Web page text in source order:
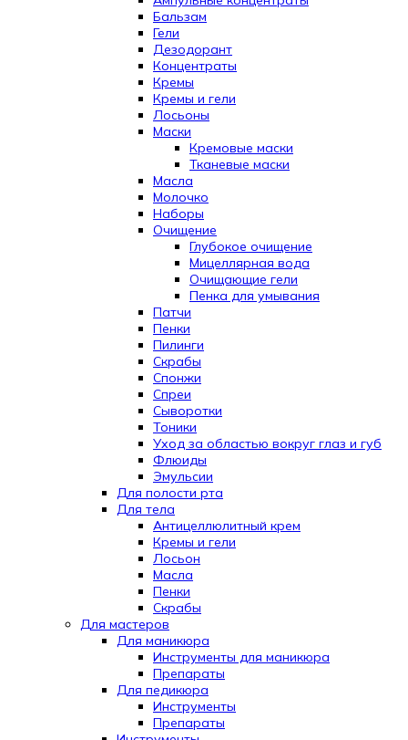
Бальзам
Гели
Дезодорант
Концентраты
Кремы
Кремы и гели
Лосьоны
Маски
Кремовые маски
Тканевые маски
Масла
Молочко
Наборы
Очищение
Глубокое очищение
Мицеллярная вода
Очищающие гели
Пенка для умывания
Патчи
Пенки
Пилинги
Скрабы
Спонжи
Спреи
Сыворотки
Тоники
Уход за областью вокруг глаз и губ
Флюиды
Эмульсии
Для полости рта
Для тела
Антицеллюлитный крем
Кремы и гели
Лосьон
Масла
Пенки
Скрабы
Для мастеров
Для маникюра
Инструменты для маникюра
Препараты
Для педикюра
Инструменты
Препараты